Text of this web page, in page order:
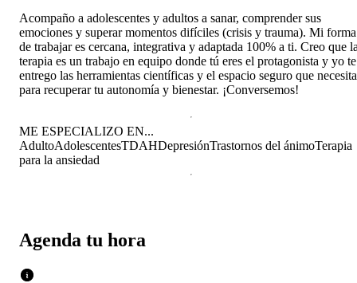
Agenda tu hora
Acompaño a adolescentes y adultos a sanar, comprender sus
emociones y superar momentos difíciles (crisis y trauma). Mi forma
de trabajar es cercana, integrativa y adaptada 100% a ti. Creo que
terapia es un trabajo en equipo donde tú eres el protagonista y yo te
entrego las herramientas científicas y el espacio seguro que
para recuperar tu autonomía y bienestar. ¡Conversemos!
ME ESPECIALIZO EN...
AdultoAdolescentesTDAHDepresiónTrastornos del ánimoTerapia
para la ansiedad